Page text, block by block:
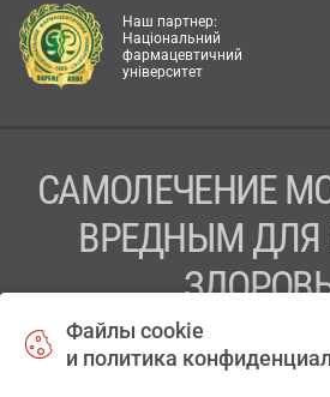
Наш партнер:
Національний
фармацевтичний
університет
САМОЛЕЧЕНИЕ
ВРЕДНЫМ ДЛЯ
ПЕРЕД ПРИМЕНЕНИЕМ
ПРОКОНСУЛЬТИРУЙТЕСЬ
Файлы cookie
и политика